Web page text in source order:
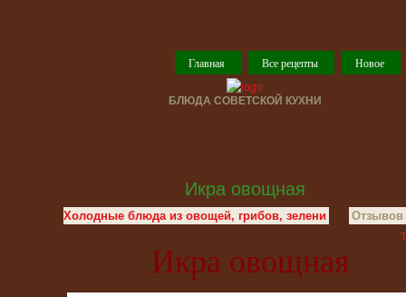
Главная Все рецепты Новое
БЛЮДА СОВЕТСКОЙ КУХНИ
Икра овощная
Холодные блюда из овощей, грибов, зелени Отзывов
Икра овощная